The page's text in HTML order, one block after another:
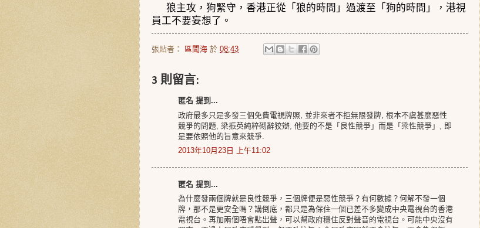
狼主攻，狗緊守，香港正從「 狼的時間」過渡至 「 狗的時間」，港視
員工不要妄想了。
張貼者： 區聞海 於 08:43
3 則留言:
匿名 提到...
政府最多只是多發三個免費電視牌照, 並非來者不拒無限發牌, 根本不虞甚麼惡性
競爭的問題, 梁振英純粹砌辭狡辯, 他要的不是「良性競爭」而是「梁性競爭」, 即
是要依照他的旨意來競爭.
2013年10月23日 上午11:02
匿名 提到...
為什麼發兩個牌就是良性競爭，三個牌便是惡性競爭？有何數據？何解不發一個
牌，那不是更安全嗎？講倒底，都只是為保住一個已差不多變成中央電視台的香港
電視台。再加兩個唔會點出聲，可以幫政府穩住反對聲音的電視台。可能中央沒有